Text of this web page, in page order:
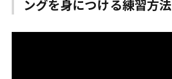
ングを身につける練習方法